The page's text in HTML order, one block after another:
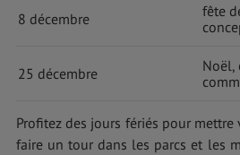
8 décembre
fête
25 décembre
Noël,
Profitez des jours fériés pour
faire un tour dans les parcs et les